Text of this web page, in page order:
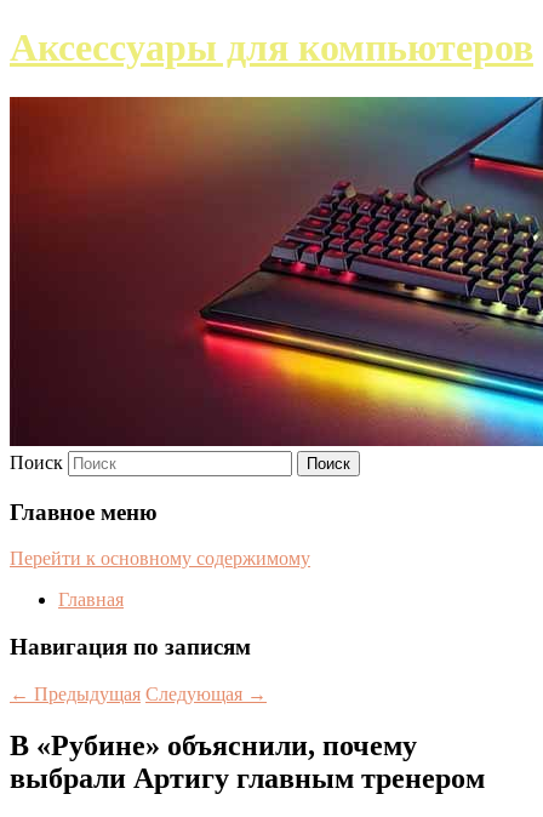
Аксессуары для компьютеров
Поиск
Главное меню
Перейти к основному содержимому
Главная
Навигация по записям
← Предыдущая Следующая →
В «Рубине» объяснили, почему
выбрали Артигу главным тренером